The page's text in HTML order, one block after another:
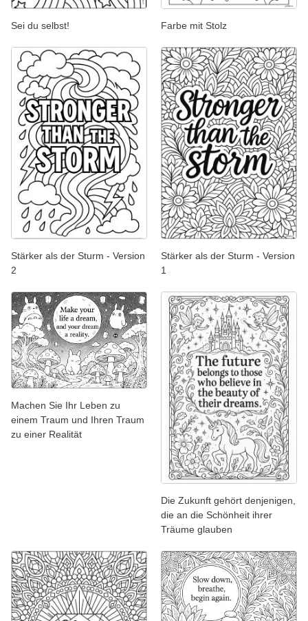
Sei du selbst! Farbe mit Stolz
Stärker als der Sturm - Version
2
Stärker als der Sturm - Version
1
Machen Sie Ihr Leben zu
einem Traum und Ihren Traum
zu einer Realität
Die Zukunft gehört denjenigen,
die an die Schönheit ihrer
Träume glauben